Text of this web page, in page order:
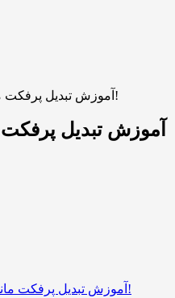
آموزش تبدیل پرفکت مانی به بیت کوین در 1 دقیقه!